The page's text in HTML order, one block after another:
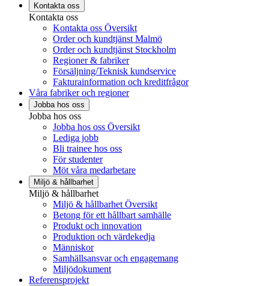
Kontakta oss
Kontakta oss
Kontakta oss Översikt
Order och kundtjänst Malmö
Order och kundtjänst Stockholm
Regioner & fabriker
Försäljning/Teknisk kundservice
Fakturainformation och kreditfrågor
Våra fabriker och regioner
Jobba hos oss
Jobba hos oss
Jobba hos oss Översikt
Lediga jobb
Bli trainee hos oss
För studenter
Möt våra medarbetare
Miljö & hållbarhet
Miljö & hållbarhet
Miljö & hållbarhet Översikt
Betong för ett hållbart samhälle
Produkt och innovation
Produktion och värdekedja
Människor
Samhällsansvar och engagemang
Miljödokument
Referensprojekt